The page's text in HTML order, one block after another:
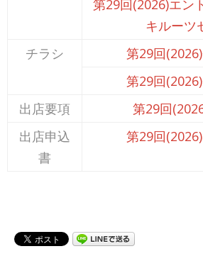
第29回(2026)エ
キルーツ
チラシ
第29回
第29回
出店要項
第29回
出店申込
書
第29回